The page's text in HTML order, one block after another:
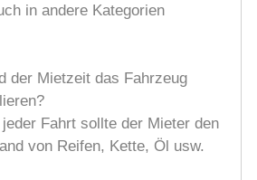
in andere Kategorien
der Mietzeit das Fahrzeug
Fahrt sollte der Mieter den
von Reifen, Kette, Öl usw.